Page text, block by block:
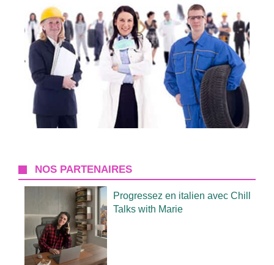
NOS PARTENAIRES
Progressez en italien avec Chill
Talks with Marie